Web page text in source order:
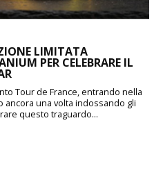
LIMITATA
PER CELEBRARE IL
Tour de France, entrando nella
ancora una volta indossando gli
questo traguardo...